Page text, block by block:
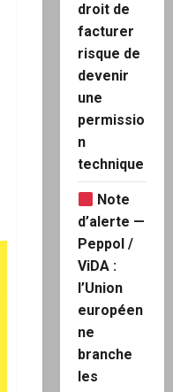
droit de
facturer
risque de
devenir
une
permissio
n
technique
Note
d’alerte —
Peppol /
ViDA :
l’Union
européen
ne
branche
les